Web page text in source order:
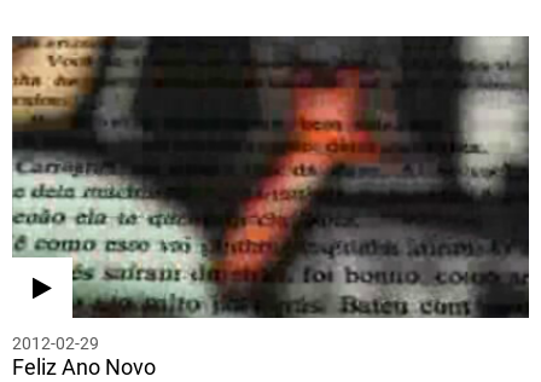
2012-02-29
Feliz Ano Novo